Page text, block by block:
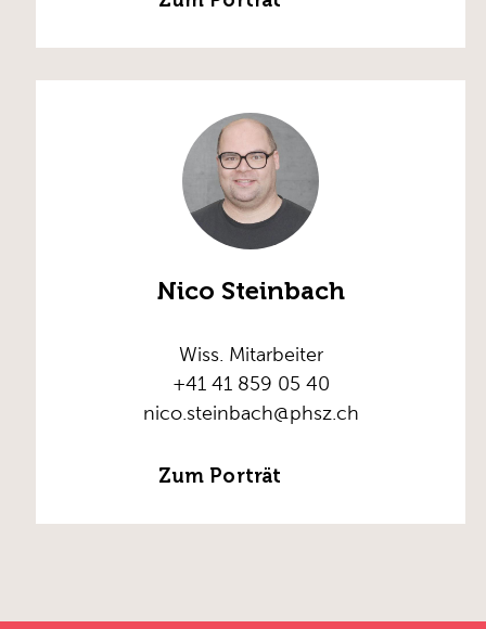
Nico Steinbach
Wiss. Mitarbeiter
+41 41 859 05 40
nico.steinbach@phsz.ch
Zum Porträt